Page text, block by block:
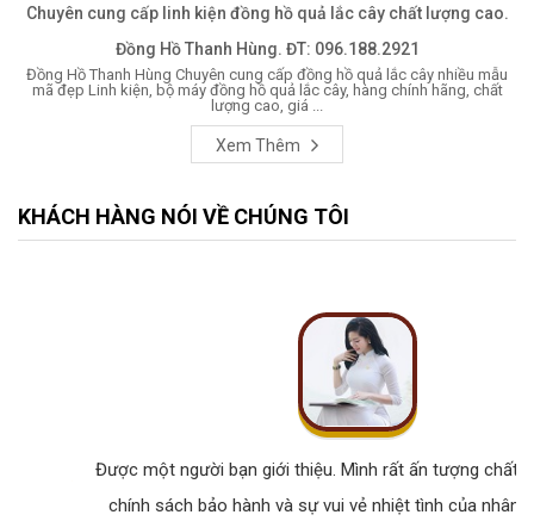
Chuyên cung cấp linh kiện đồng hồ quả lắc cây chất lượng cao.
Đồng Hồ Thanh Hùng. ĐT: 096.188.2921
Đồng Hồ Thanh Hùng Chuyên cung cấp đồng hồ quả lắc cây nhiều mẫu
mã đẹp Linh kiện, bộ máy đồng hồ quả lắc cây, hàng chính hãng, chất
lượng cao, giá ...
Xem Thêm
KHÁCH HÀNG NÓI VỀ CHÚNG TÔI
Được một người bạn giới thiệu. Mình rất ấn tượng chất
chính sách bảo hành và sự vui vẻ nhiệt tình của nhân